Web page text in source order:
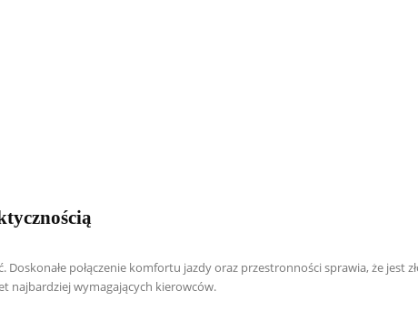
połączenie komfortu jazdy oraz przestronności sprawia, że jest
najbardziej wymagających kierowców.